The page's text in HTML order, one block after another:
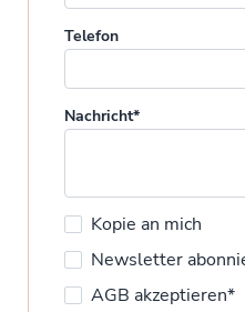
Telefon
Nachricht*
Kopie an mich
Newsletter
AGB akzeptieren*